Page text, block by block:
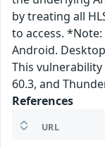
by treating all
to access.
Android.
This vulnerability
60.3, and
References
URL